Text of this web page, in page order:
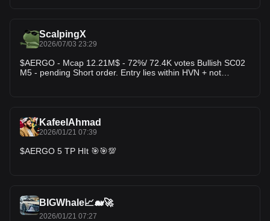
likely reverse upward.
ScalpingX
2026/07/03 23:29
$AERGO - Mcap 12.21M$ - 72%/ 72.4K votes Bullish SC02
M5 - pending Short order. Entry lies within HVN + not
likely reverse upward.
KafeelAhmad
2026/01/21 07:39
$AERGO 5 TP HIt 🎯🎯💯
BIGWhale📈🐋🚀
2026/01/21 07:27